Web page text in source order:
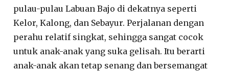
pulau-pulau Labuan Bajo di dekatnya seperti
Kelor, Kalong, dan Sebayur. Perjalanan dengan
perahu relatif singkat, sehingga sangat cocok
untuk anak-anak yang suka gelisah. Itu berarti
anak-anak akan tetap senang dan bersemangat